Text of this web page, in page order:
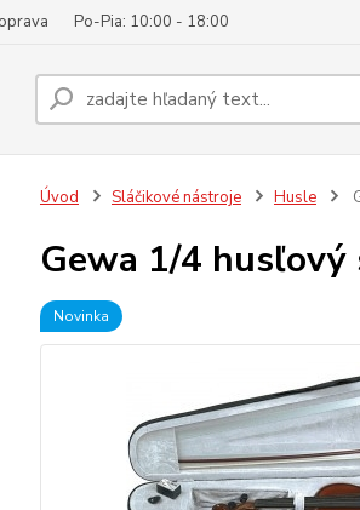
Po-Pia: 10:00 - 18:00
Úvod Sláčikové nástroje Husle
Gewa 1/4
Novinka